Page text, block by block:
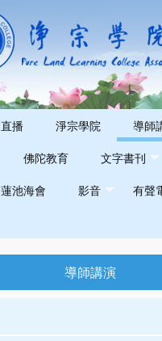
直播 淨宗學院
導師
佛陀教育 文字書刊
蓮池海會 影音
有聲
導師講演